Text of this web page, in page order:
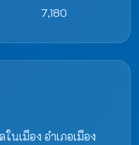
7,180
นเมือง อำเภอเมือง